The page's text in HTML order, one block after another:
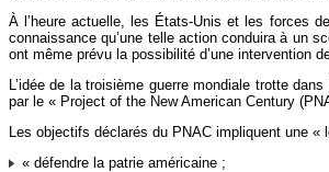
À l’heure actuelle, les États-Unis et les forces
connaissance qu’une telle action conduira à un
ont même prévu la possibilité d’une intervention
L’idée de la troisième guerre mondiale trotte
par le « Project of the New American Century
Les objectifs déclarés du PNAC impliquent une «
« défendre la patrie américaine ;